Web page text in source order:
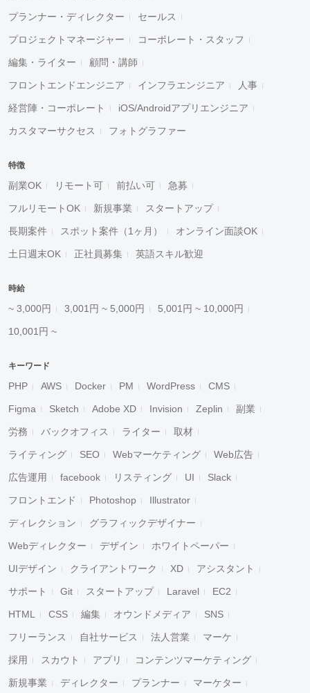
プランナー・ディレクター セールス
プロジェクトマネージャー コーポレート・スタッフ
編集・ライター 顧問・講師
フロントエンドエンジニア インフラエンジニア 人事
経営陣・コーポレート iOS/Androidアプリエンジニア
カスタマーサクセス フォトグラファー
特徴
副業OK リモート可 前払い可 急募
フルリモートOK 新規事業 スタートアップ
長期案件 スポット案件（1ヶ月） オンライン面談OK
土日週末OK 正社員募集 英語スキル歓迎
時給
~ 3,000円 3,001円 ~ 5,000円 5,001円 ~ 10,000円
10,001円 ~
キーワード
PHP AWS Docker PM WordPress CMS
Figma Sketch Adobe XD Invision Zeplin 副業
労務 バックオフィス ライター 取材
ライティング SEO Webマーケティング Web広告
広告運用 facebook リスティング UI Slack
フロントエンド Photoshop Illustrator
ディレクション グラフィックデザイナー
Webディレクター デザイン ホワイトペーパー
UIデザイン クライアントワーク XD アシスタント
サポート Git スタートアップ Laravel EC2
HTML CSS 編集 オウンドメディア SNS
フリーランス 自社サービス 法人営業 マーケ
採用 スカウト アプリ コンテンツマーケティング
新規事業 ディレクター プランナー マーケター